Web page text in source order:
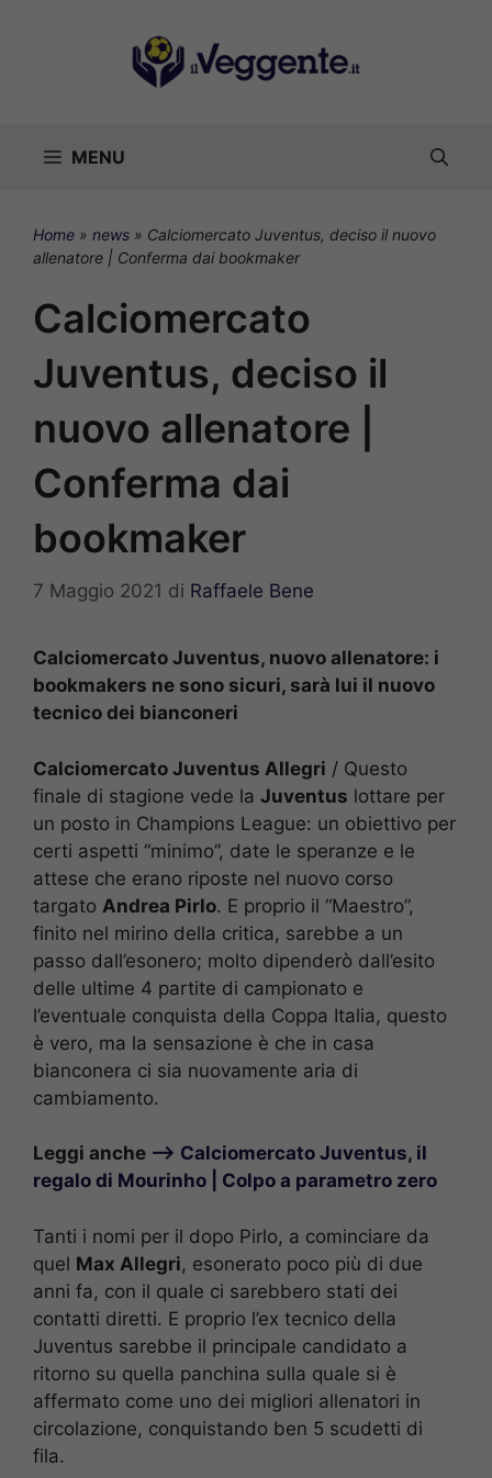
MENU
Home » news » Calciomercato Juventus, deciso il nuovo
allenatore | Conferma dai bookmaker
Calciomercato
Juventus, deciso il
nuovo allenatore |
Conferma dai
bookmaker
7 Maggio 2021 di Raffaele Bene
Calciomercato Juventus, nuovo allenatore: i
bookmakers ne sono sicuri, sarà lui il nuovo
tecnico dei bianconeri
Calciomercato Juventus Allegri / Questo
finale di stagione vede la Juventus lottare per
un posto in Champions League: un obiettivo per
certi aspetti “minimo”, date le speranze e le
attese che erano riposte nel nuovo corso
targato Andrea Pirlo. E proprio il “Maestro”,
finito nel mirino della critica, sarebbe a un
passo dall’esonero; molto dipenderò dall’esito
delle ultime 4 partite di campionato e
l’eventuale conquista della Coppa Italia, questo
è vero, ma la sensazione è che in casa
bianconera ci sia nuovamente aria di
cambiamento.
Leggi anche –> Calciomercato Juventus, il
regalo di Mourinho | Colpo a parametro zero
Tanti i nomi per il dopo Pirlo, a cominciare da
quel Max Allegri, esonerato poco più di due
anni fa, con il quale ci sarebbero stati dei
contatti diretti. E proprio l’ex tecnico della
Juventus sarebbe il principale candidato a
ritorno su quella panchina sulla quale si è
affermato come uno dei migliori allenatori in
circolazione, conquistando ben 5 scudetti di
fila.